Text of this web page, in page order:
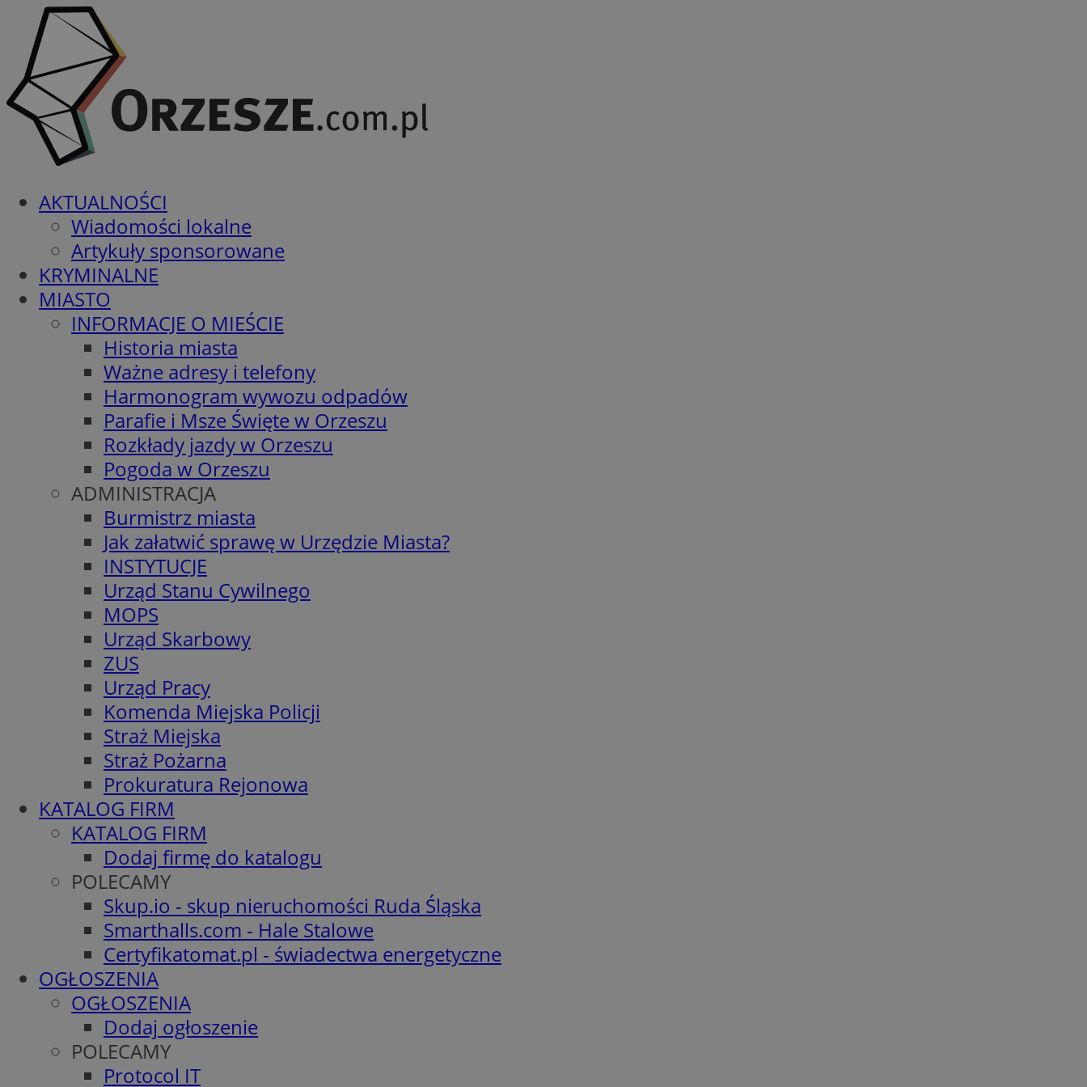
AKTUALNOŚCI
Wiadomości lokalne
Artykuły sponsorowane
KRYMINALNE
MIASTO
INFORMACJE O MIEŚCIE
Historia miasta
Ważne adresy i telefony
Harmonogram wywozu odpadów
Parafie i Msze Święte w Orzeszu
Rozkłady jazdy w Orzeszu
Pogoda w Orzeszu
ADMINISTRACJA
Burmistrz miasta
Jak załatwić sprawę w Urzędzie Miasta?
INSTYTUCJE
Urząd Stanu Cywilnego
MOPS
Urząd Skarbowy
ZUS
Urząd Pracy
Komenda Miejska Policji
Straż Miejska
Straż Pożarna
Prokuratura Rejonowa
KATALOG FIRM
KATALOG FIRM
Dodaj firmę do katalogu
POLECAMY
Skup.io - skup nieruchomości Ruda Śląska
Smarthalls.com - Hale Stalowe
Certyfikatomat.pl - świadectwa energetyczne
OGŁOSZENIA
OGŁOSZENIA
Dodaj ogłoszenie
POLECAMY
Protocol IT